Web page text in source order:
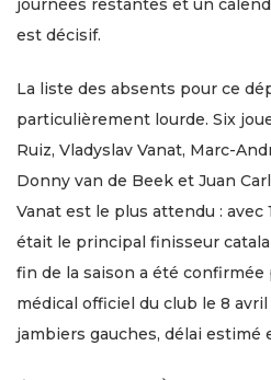
journées restantes et un
est décisif.
La liste des absents pour ce
particulièrement lourde. Six
Ruiz, Vladyslav Vanat, Marc-
Donny van de Beek et Juan
Vanat est le plus attendu : avec
était le principal finisseur
fin de la saison a été
médical officiel du club le 8
jambiers gauches, délai estimé